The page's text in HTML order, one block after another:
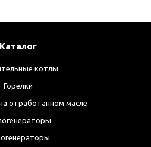
Каталог
котлы
Горелки
отработанном масле